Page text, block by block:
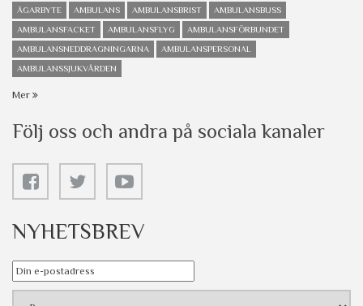
ÄGARBYTE AMBULANS AMBULANSBRIST
AMBULANSBUSS
AMBULANSFACKET
AMBULANSFLYG
AMBULANSFÖRBUNDET
AMBULANSNEDDRAGNINGARNA
AMBULANSPERSONAL
AMBULANSSJUKVÅRDEN
Mer
Följ oss och andra på sociala kanaler
NYHETSBREV